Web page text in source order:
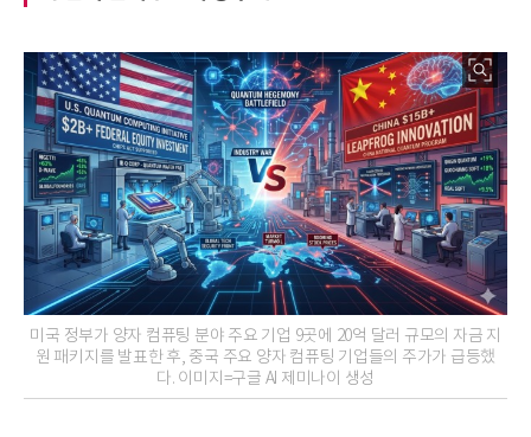
미국 정부가 양자 컴퓨팅 분야 주요 기업 9곳에 20억 달러 규모의 자금 지
원 패키지를 발표한 후, 중국 주요 양자 컴퓨팅 기업들의 주가가 급등했
다. 이미지=구글 AI 제미나이 생성